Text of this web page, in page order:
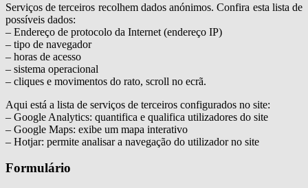
Serviços de terceiros recolhem dados anónimos. Confira esta lista de
possíveis dados:
– Endereço de protocolo da Internet (endereço IP)
– tipo de navegador
– horas de acesso
– sistema operacional
– cliques e movimentos do rato, scroll no ecrã.
Aqui está a lista de serviços de terceiros configurados no site:
– Google Analytics: quantifica e qualifica utilizadores do site
– Google Maps: exibe um mapa interativo
– Hotjar: permite analisar a navegação do utilizador no site
Formulário